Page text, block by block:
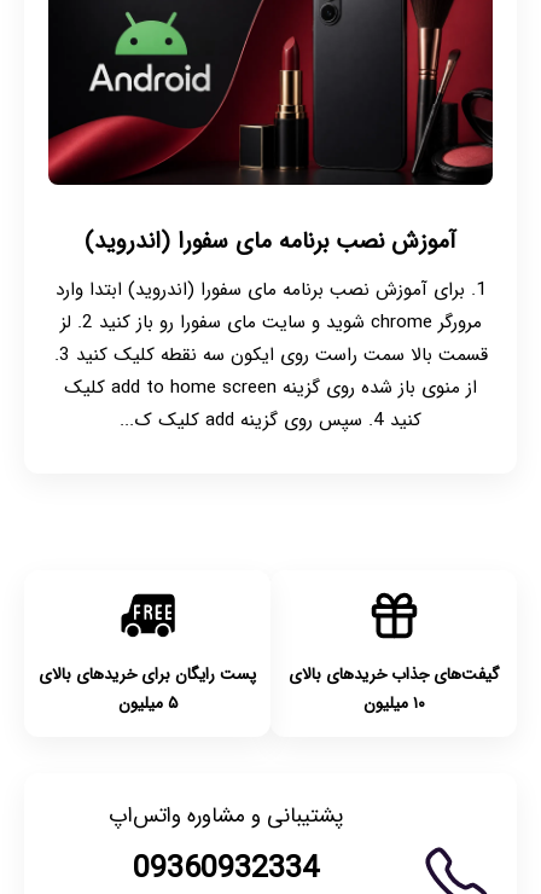
آموزش نصب برنامه مای سفورا (اندروید)
1. برای آموزش نصب برنامه مای سفورا (اندروید) ابتدا وارد
مرورگر chrome شوید و سایت مای سفورا رو باز کنید 2. لز
قسمت بالا سمت راست روی ایکون سه نقطه کلیک کنید 3.
از منوی باز شده روی گزینه add to home screen کلیک
کنید 4. سپس روی گزینه add کلیک ک...
گیفت‌های جذاب خریدهای بالای
۱۰ میلیون
پست رایگان برای خریدهای بالای
۵ میلیون
پشتیبانی و مشاوره واتس‌اپ
09360932334